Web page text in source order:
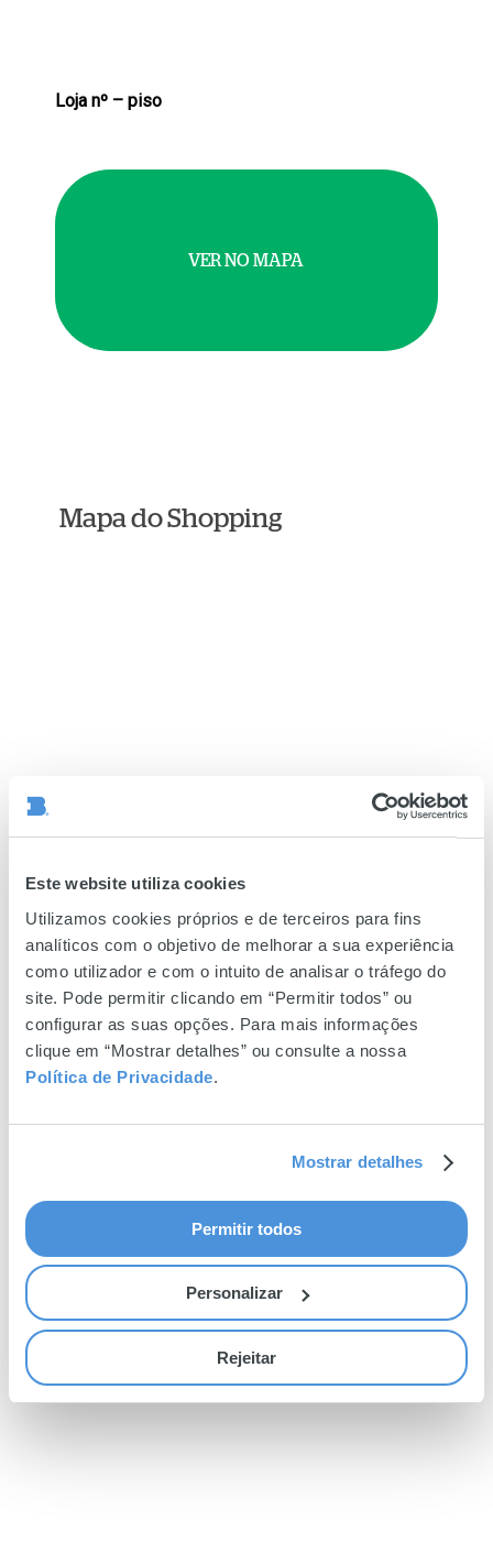
Este website utiliza cookies
Utilizamos cookies próprios e de terceiros para fins
analíticos com o objetivo de melhorar a sua experiência
como utilizador e com o intuito de analisar o tráfego do
site. Pode permitir clicando em “Permitir todos” ou
configurar as suas opções. Para mais informações
clique em “Mostrar detalhes” ou consulte a nossa
Política de Privacidade.
Mostrar detalhes
Permitir todos
Personalizar
Rejeitar
Loja nº – piso
VER NO MAPA
Mapa do Shopping